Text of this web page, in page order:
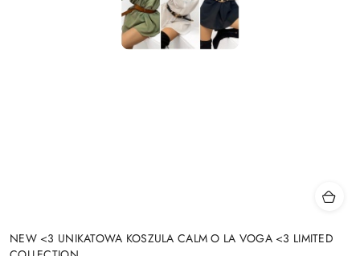
NEW <3 UNIKATOWA KOSZULA CALM O LA VOGA <3 LIMITED